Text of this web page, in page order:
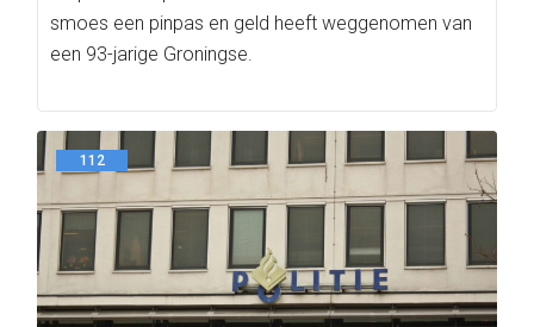
smoes een pinpas en geld heeft weggenomen van
een 93-jarige Groningse.
112